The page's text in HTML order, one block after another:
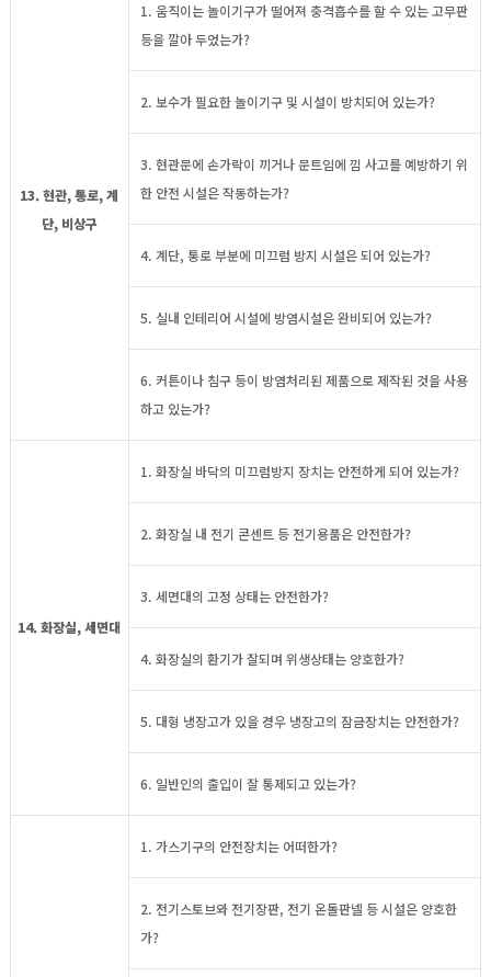
13. 현관, 통로, 계
단, 비상구
1. 움직이는 놀이기구가 떨어져 충격흡수를 할 수 있는 고무판
등을 깔아 두었는가?
2. 보수가 필요한 놀이기구 및 시설이 방치되어 있는가?
3. 현관문에 손가락이 끼거나 문트임에 낌 사고를 예방하기 위
한 안전 시설은 작동하는가?
4. 계단, 통로 부분에 미끄럼 방지 시설은 되어 있는가?
5. 실내 인테리어 시설에 방염시설은 완비되어 있는가?
6. 커튼이나 침구 등이 방염처리된 제품으로 제작된 것을 사용
하고 있는가?
14. 화장실, 세면대
1. 화장실 바닥의 미끄럼방지 장치는 안전하게 되어 있는가?
2. 화장실 내 전기 콘센트 등 전기용품은 안전한가?
3. 세면대의 고정 상태는 안전한가?
4. 화장실의 환기가 잘되며 위생상태는 양호한가?
5. 대형 냉장고가 있을 경우 냉장고의 잠금장치는 안전한가?
6. 일반인의 출입이 잘 통제되고 있는가?
1. 가스기구의 안전장치는 어떠한가?
2. 전기스토브와 전기장판, 전기 온돌판넬 등 시설은 양호한
가?